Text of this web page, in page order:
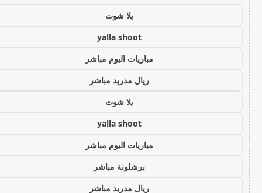
يلا شوت
yalla shoot
مباريات اليوم مباشر
ريال مدريد مباشر
يلا شوت
yalla shoot
مباريات اليوم مباشر
برشلونة مباشر
ريال مدريد مباشر